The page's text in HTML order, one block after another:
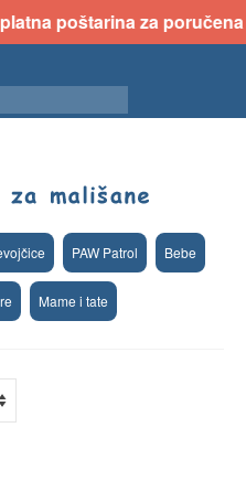
poštarina za
PAW Patrol Bebe
Mame i tate